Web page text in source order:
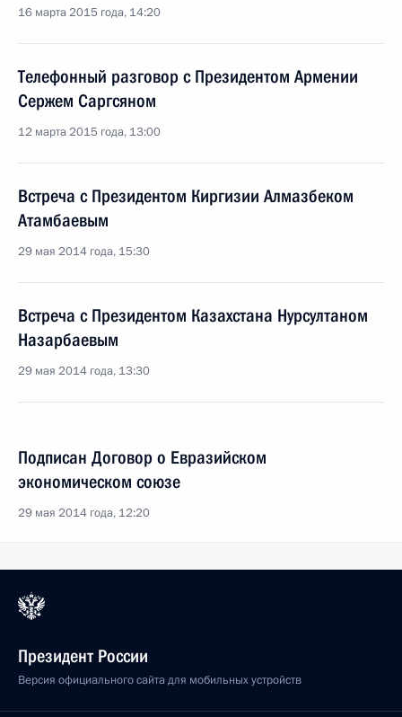
16 марта 2015 года, 14:20
Телефонный разговор с Президентом Армении
Сержем Саргсяном
12 марта 2015 года, 13:00
Встреча с Президентом Киргизии Алмазбеком
Атамбаевым
29 мая 2014 года, 15:30
Встреча с Президентом Казахстана Нурсултаном
Назарбаевым
29 мая 2014 года, 13:30
Подписан Договор о Евразийском
экономическом союзе
29 мая 2014 года, 12:20
Президент России
Версия официального сайта для мобильных устройств